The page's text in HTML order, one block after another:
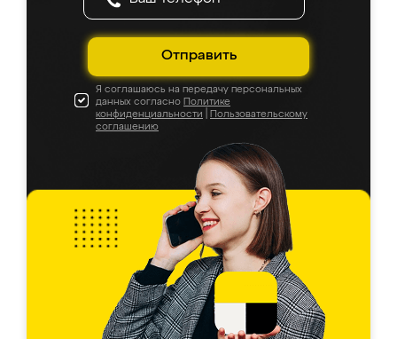
Отправить
Я соглашаюсь на передачу персональных
данных согласно Политике
конфиденциальности
Пользовательскому
соглашению